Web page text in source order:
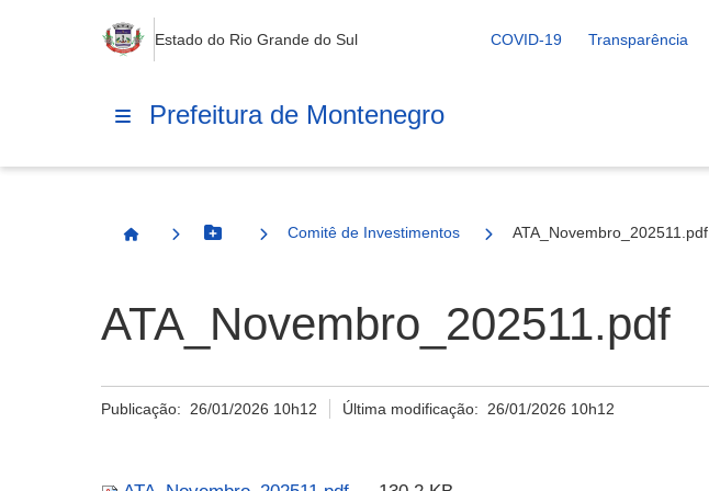
Estado do Rio Grande do Sul COVID-19 Transparência
Prefeitura de Montenegro
Página InicialBotão Menu
Comitê de Investimentos ATA_Novembro_202511.pdf
ATA_Novembro_202511.pdf
Publicação: 26/01/2026 10h12 Última modificação: 26/01/2026 10h12